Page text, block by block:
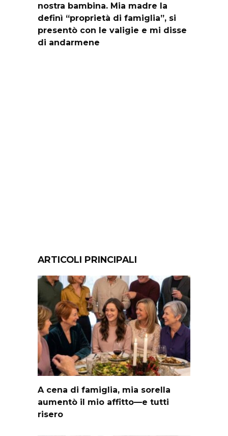
nostra bambina. Mia madre la
definì “proprietà di famiglia”, si
presentò con le valigie e mi disse
di andarmene
ARTICOLI PRINCIPALI
A cena di famiglia, mia sorella
aumentò il mio affitto—e tutti
risero